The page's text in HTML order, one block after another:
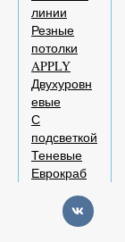
линии
Резные
потолки
APPLY
Двухуровн
евые
С
подсветкой
Теневые
Еврокраб